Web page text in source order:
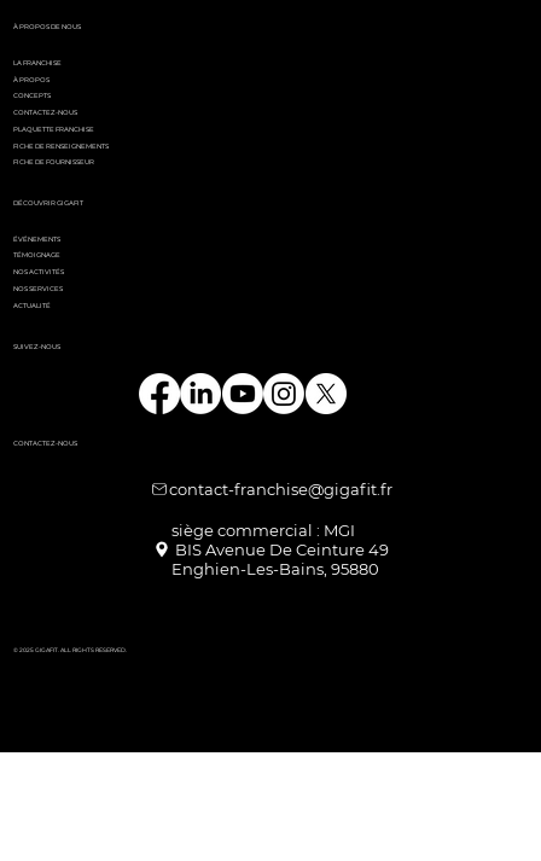
DÉCOUVRIR GIGAFIT
ÉVÉNEMENTS
TÉMOIGNAGE
NOS ACTIVITÉS
NOS SERVICES
ACTUALITÉ
CONTACTEZ-NOUS
contact-franchise@gigafit.fr
Enghien-Les-Bains, 95880
À PROPOS DE NOUS
LA FRANCHISE
À PROPOS
CONCEPTS
CONTACTEZ-NOUS
PLAQUETTE FRANCHISE
FICHE DE RENSEIGNEMENTS
FICHE DE FOURNISSEUR
SUIVEZ-NOUS
© 2025 GIGAFIT. ALL RIGHTS RESERVED.